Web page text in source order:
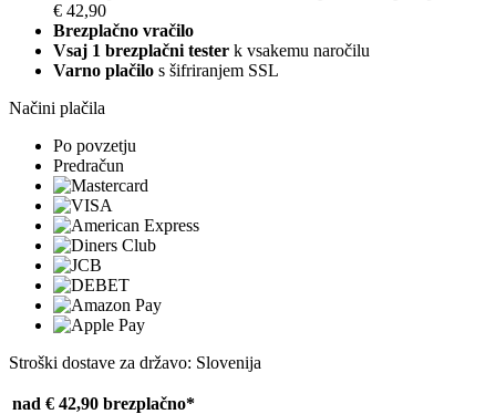
€ 42,90
Brezplačno vračilo
Vsaj 1 brezplačni tester k vsakemu naročilu
Varno plačilo s šifriranjem SSL
Načini plačila
Po povzetju
Predračun
Stroški dostave za državo: Slovenija
nad € 42,90 brezplačno*